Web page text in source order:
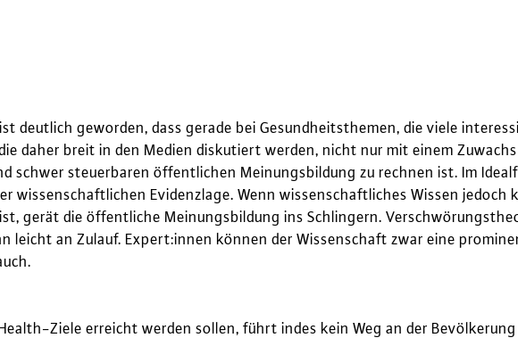
deutlich geworden, dass gerade bei Gesundheitsthemen, die viele
daher breit in den Medien diskutiert werden, nicht nur mit einem Zuwachs
schwer steuerbaren öffentlichen Meinungsbildung zu rechnen ist. Im
wissenschaftlichen Evidenzlage. Wenn wissenschaftliches Wissen jedoch
gerät die öffentliche Meinungsbildung ins Schlingern.
leicht an Zulauf. Expert:innen können der Wissenschaft zwar eine
Ziele erreicht werden sollen, führt indes kein Weg an der